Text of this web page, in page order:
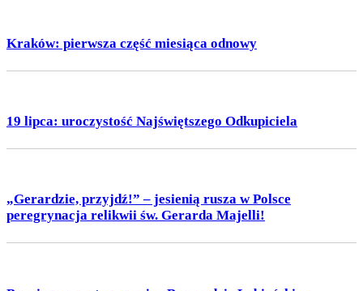
Kraków: pierwsza część miesiąca odnowy
19 lipca: uroczystość Najświętszego Odkupiciela
„Gerardzie, przyjdź!” – jesienią rusza w Polsce
peregrynacja relikwii św. Gerarda Majelli!